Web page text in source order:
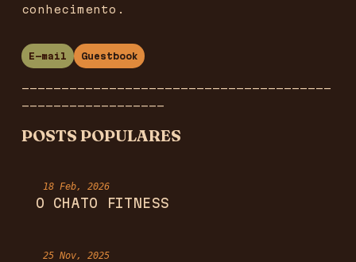
conhecimento.
E-mail Guestbook
POSTS POPULARES
18 Feb, 2026
O CHATO FITNESS
25 Nov, 2025